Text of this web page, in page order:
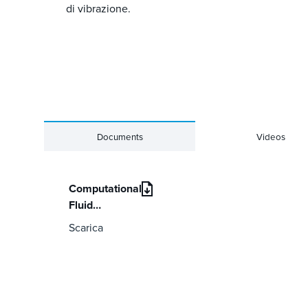
di vibrazione.
Documents Videos
Computational
Fluid
Dynamics
Scarica